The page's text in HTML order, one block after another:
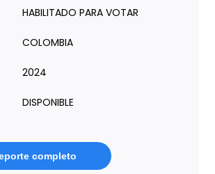
HABILITADO PARA VOTAR
COLOMBIA
2024
DISPONIBLE
completo